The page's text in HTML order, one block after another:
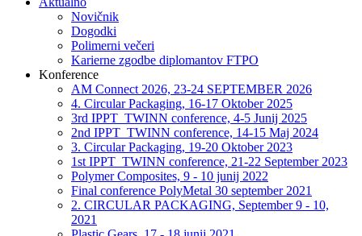
Novičnik
Dogodki
Polimerni večeri
Karierne zgodbe diplomantov FTPO
Konference
AM Connect 2026, 23-24 SEPTEMBER 2026
4. Circular Packaging, 16-17 Oktober 2025
3rd IPPT_TWINN conference, 4-5 Junij 2025
2nd IPPT_TWINN conference, 14-15 Maj 2024
3. Circular Packaging, 19-20 Oktober 2023
1st IPPT_TWINN conference, 21-22 September 2023
Polymer Composites, 9 - 10 junij 2022
Final conference PolyMetal 30 september 2021
2. CIRCULAR PACKAGING, September 9 - 10,
2021